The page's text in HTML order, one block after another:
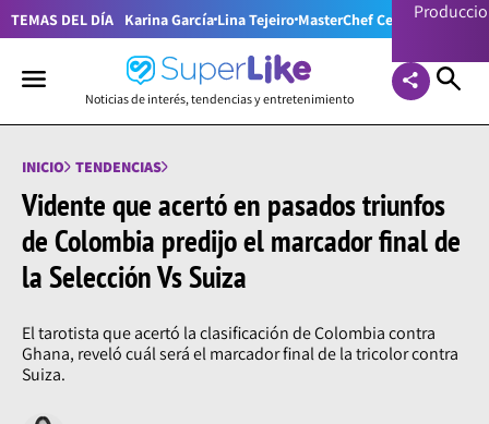
TEMAS DEL DÍA Karina García Lina Tejeiro MasterChef Celebrity
Noticias de interés, tendencias y entretenimiento
INICIO TENDENCIAS
Vidente que acertó en pasados triunfos
de Colombia predijo el marcador final de
la Selección Vs Suiza
El tarotista que acertó la clasificación de Colombia contra
Ghana, reveló cuál será el marcador final de la tricolor contra
Suiza.